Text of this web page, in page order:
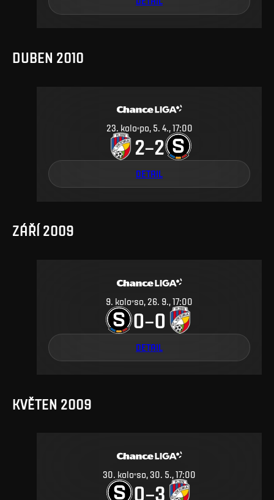
DUBEN 2010
23. kolo po, 5. 4., 17:00
2–2
DETAIL
ZÁŘÍ 2009
9. kolo so, 26. 9., 17:00
0–0
DETAIL
KVĚTEN 2009
30. kolo so, 30. 5., 17:00
0–3